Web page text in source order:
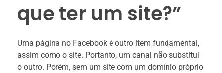
que ter um site?”
Uma página no Facebook é outro item fundamental,
assim como o site. Portanto, um canal não substitui
o outro. Porém, sem um site com um domínio próprio